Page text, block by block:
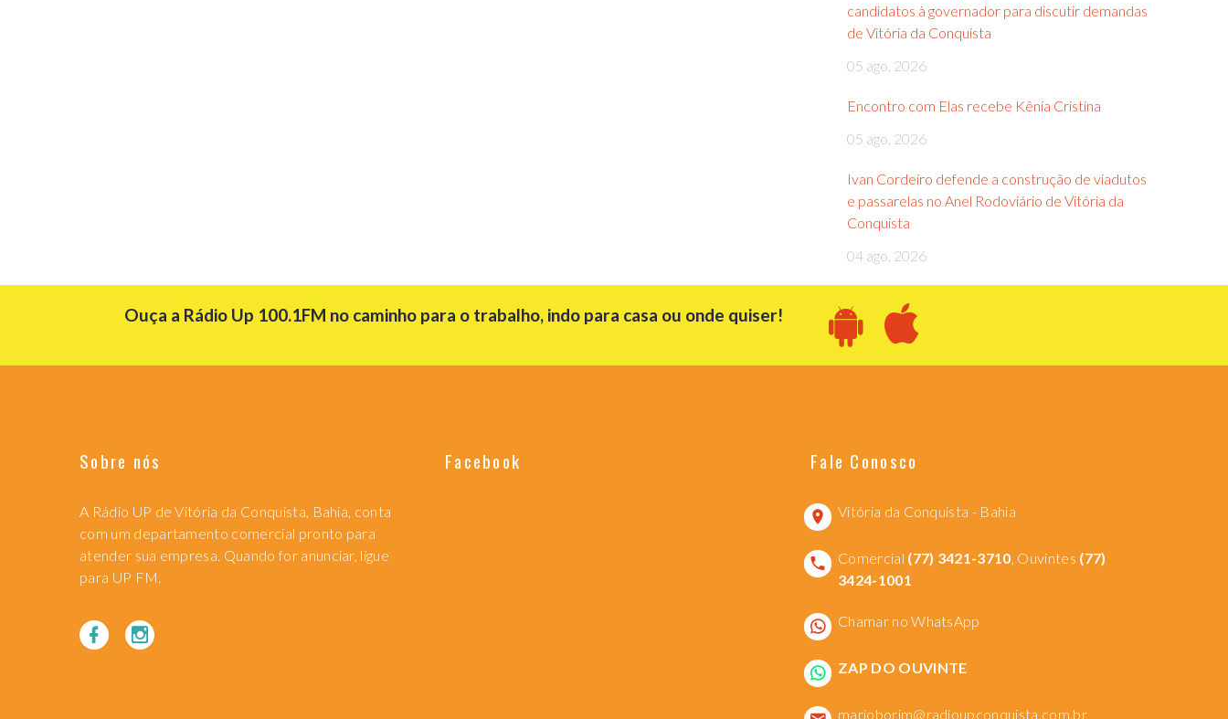
candidatos à governador para discutir demandas
de Vitória da Conquista
05 ago, 2026
Encontro com Elas recebe Kênia Cristina
05 ago, 2026
Ivan Cordeiro defende a construção de viadutos
e passarelas no Anel Rodoviário de Vitória da
Conquista
04 ago, 2026
Ouça a Rádio Up 100.1FM no caminho para o trabalho, indo para casa ou onde quiser!
Sobre nós
A Rádio UP de Vitória da Conquista, Bahia, conta
com um departamento comercial pronto para
atender sua empresa. Quando for anunciar, ligue
para UP FM.
Facebook Fale Conosco
Vitória da Conquista - Bahia
Comercial (77) 3421-3710 , Ouvintes (77)
3424-1001
Chamar no WhatsApp
ZAP DO OUVINTE
marioborim@radioupconquista.com.br